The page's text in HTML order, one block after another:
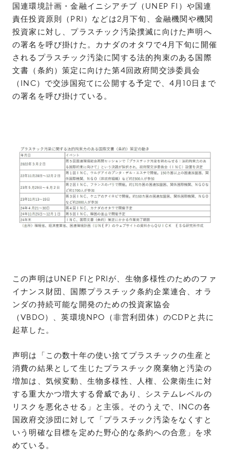
国連環境計画・金融イニシアチブ（UNEP FI）や国連
責任投資原則（PRI）などは2月下旬、金融機関や機関
投資家に対し、プラスチック汚染撲滅に向けた声明へ
の署名を呼び掛けた。カナダのオタワで4月下旬に開催
されるプラスチック汚染に関する法的拘束のある国際
文書（条約）策定に向けた第4回政府間交渉委員会
（INC）で交渉国宛てに公開する予定で、4月10日まで
の署名を呼び掛けている。
この声明はUNEP FIとPRIが、生物多様性のためのファ
イナンス財団、国際プラスチック条約企業連合、オラ
ンダの持続可能な開発のための投資家協会
（VBDO）、英環境NPO（非営利団体）のCDPと共に
起草した。
声明は「この数十年の使い捨てプラスチックの生産と
消費の結果として生じたプラスチック廃棄物と汚染の
増加は、気候変動、生物多様性、人権、公衆衛生に対
する重大かつ増大する脅威であり、システムレベルの
リスクを悪化させる」と主張。そのうえで、INCの各
国政府交渉団に対して「プラスチック汚染をなくすと
いう明確な目標を定めた野心的な条約への合意」を求
めている。